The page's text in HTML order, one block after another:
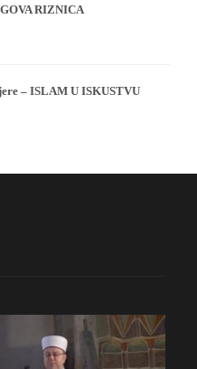
RIZNICA
– ISLAM U ISKUSTVU